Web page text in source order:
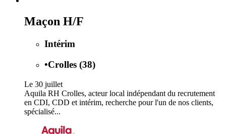
Maçon H/F
Intérim
•Crolles (38)
Le 30 juillet
Aquila RH Crolles, acteur local indépendant du recrutement
en CDI, CDD et intérim, recherche pour l'un de nos clients,
spécialisé...